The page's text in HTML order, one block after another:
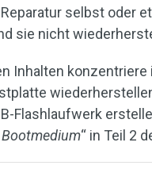
selbst oder
sie nicht
Inhalten
Flashlaufwerk
“ in Teil 2